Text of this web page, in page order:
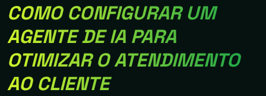
COMO CONFIGURAR UM
AGENTE DE IA PARA
OTIMIZAR O ATENDIMENTO
AO CLIENTE